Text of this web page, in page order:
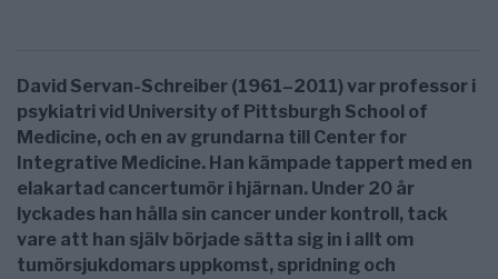
David Servan-Schreiber (1961–2011) var professor i
psykiatri vid University of Pittsburgh School of
Medicine, och en av grundarna till Center for
Integrative Medicine. Han kämpade tappert med en
elakartad cancertumör i hjärnan. Under 20 år
lyckades han hålla sin cancer under kontroll, tack
vare att han själv började sätta sig in i allt om
tumörsjukdomars uppkomst, spridning och